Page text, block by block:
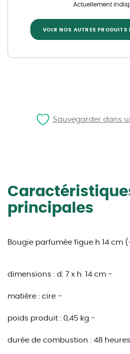
Actuellement
VOIR NOS AUTRES PRODUITS
principales
Bougie parfumée figue h 14 cm
dimensions : d. 7 x h. 14 cm -
matière : cire -
poids produit : 0,45 kg -
durée de combustion : 48
Sauvegarder dans